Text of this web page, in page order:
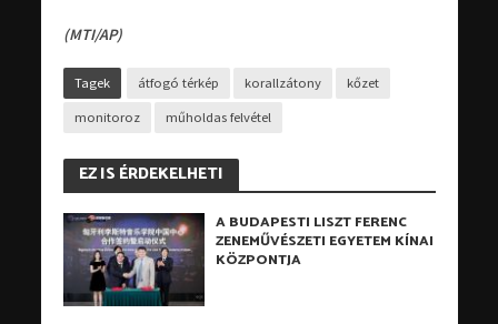
(MTI/AP)
Tagek átfogó térkép korallzátony kőzet
monitoroz műholdas felvétel
EZ IS ÉRDEKELHETI
A BUDAPESTI LISZT FERENC
ZENEMŰVÉSZETI EGYETEM KÍNAI
KÖZPONTJA